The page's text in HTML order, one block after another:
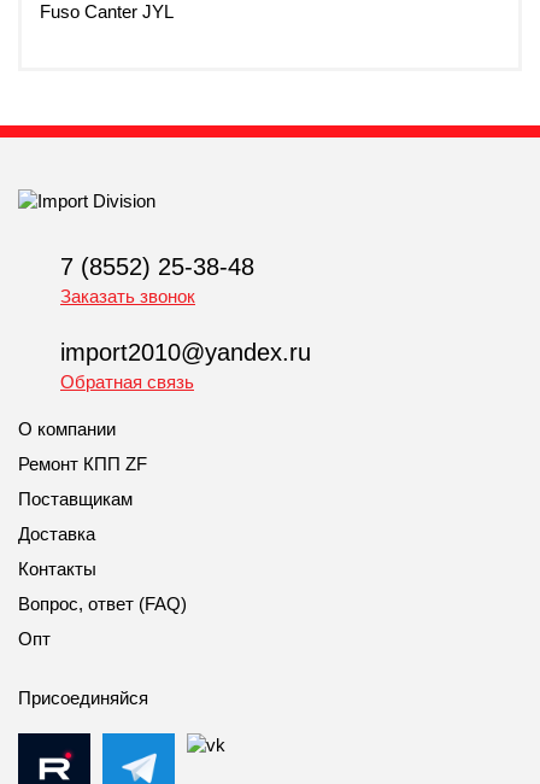
Fuso Canter JYL
7 (8552) 25-38-48
Заказать звонок
import2010@yandex.ru
Обратная связь
О компании
Ремонт КПП ZF
Поставщикам
Доставка
Контакты
Вопрос, ответ (FAQ)
Опт
Присоединяйся